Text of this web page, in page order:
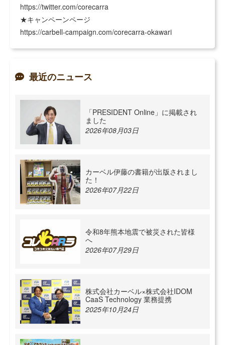
https://twitter.com/corecarra
★キャンペーンページ
https://carbell-campaign.com/corecarra-okawari
最近のニュース
「PRESIDENT Online」に掲載され
ました
2026年08月03日
カーベル伊藤の書籍が出版されまし
た！
2026年07月22日
令和8年熊本地震で被災された皆様
へ
2026年07月29日
株式会社カーベル×株式会社IDOM
CaaS Technology 業務提携
2025年10月24日